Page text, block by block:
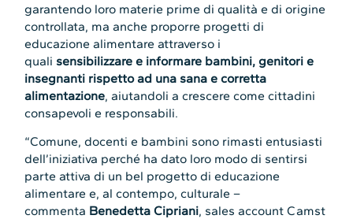
garantendo loro materie prime di qualità e di origine
controllata, ma anche proporre progetti di
educazione alimentare attraverso i
quali sensibilizzare e informare bambini, genitori e
insegnanti rispetto ad una sana e corretta
alimentazione, aiutandoli a crescere come cittadini
consapevoli e responsabili.
“Comune, docenti e bambini sono rimasti entusiasti
dell’iniziativa perché ha dato loro modo di sentirsi
parte attiva di un bel progetto di educazione
alimentare e, al contempo, culturale –
commenta Benedetta Cipriani, sales account Camst